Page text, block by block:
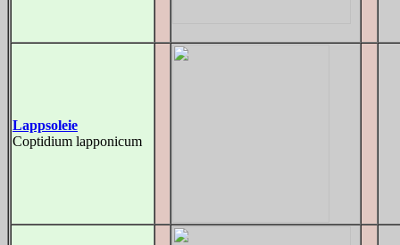
Lappsoleie
Coptidium lapponicum